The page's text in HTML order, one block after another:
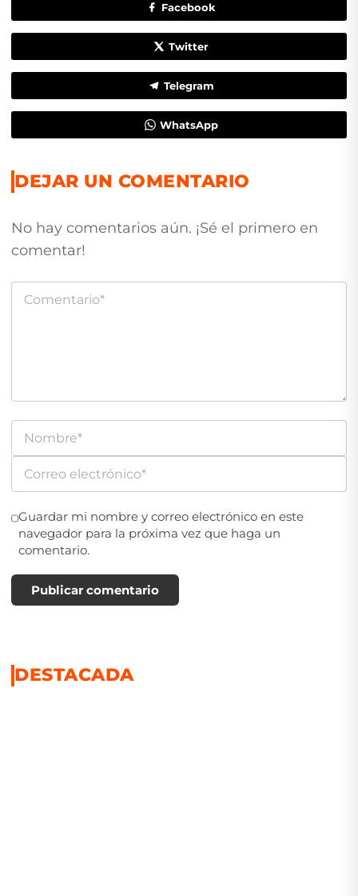
Facebook
Twitter
Telegram
WhatsApp
DEJAR UN COMENTARIO
No hay comentarios aún. ¡Sé el primero en
comentar!
Guardar mi nombre y correo electrónico en este
navegador para la próxima vez que haga un
comentario.
Publicar comentario
DESTACADA